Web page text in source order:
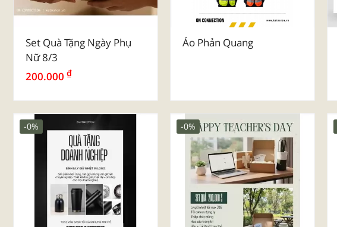
Set Quà Tặng Ngày Phụ
Nữ 8/3
200.000 ₫
Áo Phản Quang
-0% -0%